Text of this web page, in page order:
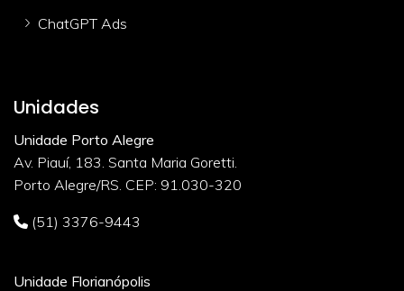
ChatGPT Ads
Unidades
Unidade Porto Alegre
Av. Piauí, 183. Santa Maria Goretti.
Porto Alegre/RS. CEP: 91.030-320
(51) 3376-9443
Unidade Florianópolis